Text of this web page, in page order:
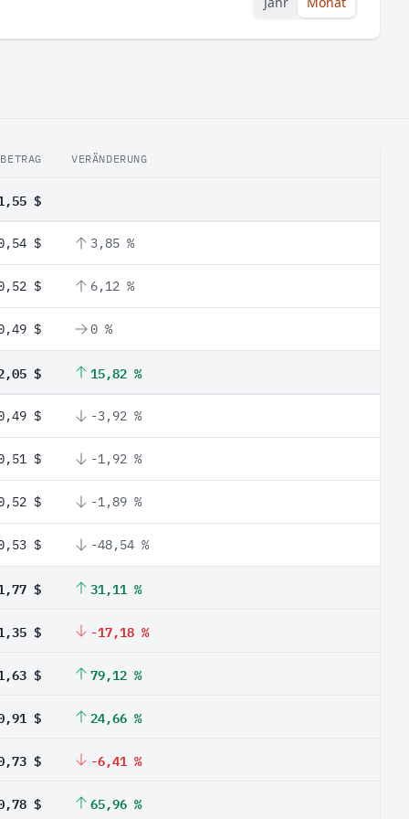
BETRAG VERÄNDERUNG
$
$ 3,85 %
$ 6,12 %
$ 0 %
$ 15,82 %
$ -3,92 %
$ -1,92 %
$ -1,89 %
$ -48,54 %
$ 31,11 %
$ -17,18 %
$ 79,12 %
$ 24,66 %
$ -6,41 %
$ 65,96 %